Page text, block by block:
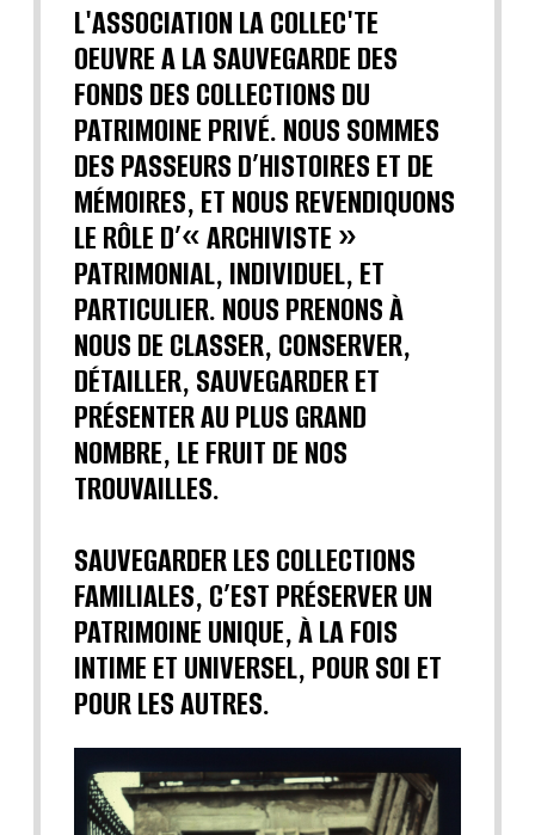
L'ASSOCIATION LA COLLEC'TE
OEUVRE A LA SAUVEGARDE DES
FONDS DES COLLECTIONS DU
PATRIMOINE PRIVÉ. NOUS SOMMES
DES PASSEURS D’HISTOIRES ET DE
MÉMOIRES, ET NOUS REVENDIQUONS
LE RÔLE D’« ARCHIVISTE »
PATRIMONIAL, INDIVIDUEL, ET
PARTICULIER. NOUS PRENONS À
NOUS DE CLASSER, CONSERVER,
DÉTAILLER, SAUVEGARDER ET
PRÉSENTER AU PLUS GRAND
NOMBRE, LE FRUIT DE NOS
TROUVAILLES.
SAUVEGARDER LES COLLECTIONS
FAMILIALES, C’EST PRÉSERVER UN
PATRIMOINE UNIQUE, À LA FOIS
INTIME ET UNIVERSEL, POUR SOI ET
POUR LES AUTRES.